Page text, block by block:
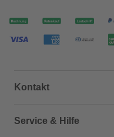
Kontakt
Dein Kontakt zu uns
Service & Hilfe